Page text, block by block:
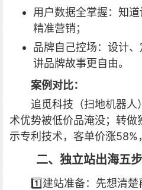
用户数据全掌握：知
精准营销；
品牌自己控场：设计、
讲品牌故事更自由。
案例对比：
追觅科技（扫地机器人
术优势被低价品淹没；转做
示专利技术，客单价涨58%
二、独立站出海五
1️⃣建站准备：先想清楚